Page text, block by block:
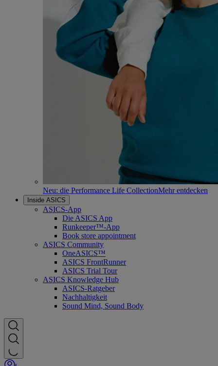
Neu: die Performance Life CollectionMehr entdecken
Inside ASICS
ASICS-App
Die ASICS App
Runkeeper™-App
Book store appointment
ASICS Community
OneASICS™
ASICS FrontRunner
ASICS Trial Tour
ASICS Knowledge Hub
ASICS-Ratgeber
Nachhaltigkeit
Sound Mind, Sound Body